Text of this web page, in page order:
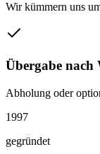
Wir kümmern uns
Übergabe nach
Abholung oder
1997
gegründet